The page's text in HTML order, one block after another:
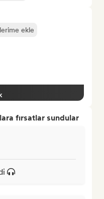
ekle
fırsatlar sundular